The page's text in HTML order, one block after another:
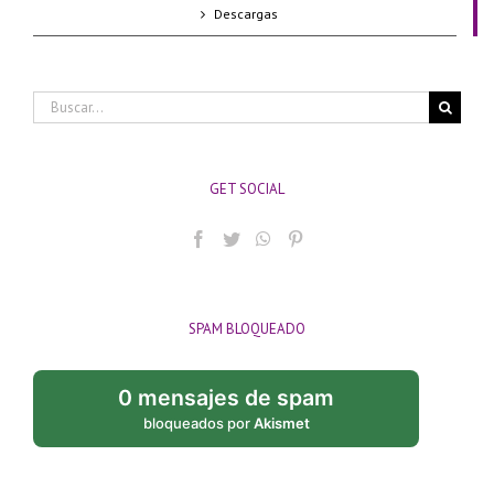
Descargas
Buscar:
GET SOCIAL
SPAM BLOQUEADO
0 mensajes de spam
bloqueados porAkismet